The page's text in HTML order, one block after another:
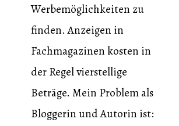
Werbemöglichkeiten zu
finden. Anzeigen in
Fachmagazinen kosten in
der Regel vierstellige
Beträge. Mein Problem als
Bloggerin und Autorin ist: